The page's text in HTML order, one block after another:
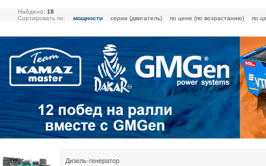
Найдено: 18
Сортировать по:
мощности серии (двигатель) по цене (по возрастанию) по
Дизель-генератор